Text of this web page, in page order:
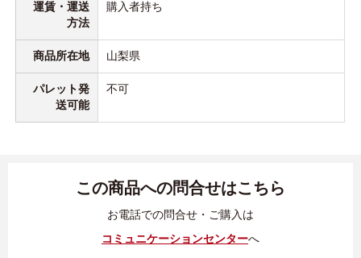
運賃・運送
方法
購入者持ち
商品所在地 山梨県
パレット発
送可能
不可
この商品への問合せはこちら
お電話での問合せ・ご購入は
コミュニケーションセンターへ